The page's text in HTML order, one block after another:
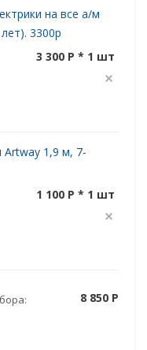
на все а/м
3300р
3 300 P * 1 шт
Artway 1,9 м, 7-
1 100 P * 1 шт
8 850 P